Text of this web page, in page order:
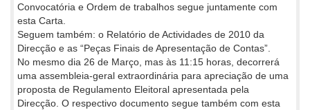
Convocatória e Ordem de trabalhos segue juntamente com
esta Carta.
Seguem também: o Relatório de Actividades de 2010 da
Direcção e as “Peças Finais de Apresentação de Contas”.
No mesmo dia 26 de Março, mas às 11:15 horas, decorrerá
uma assembleia-geral extraordinária para apreciação de uma
proposta de Regulamento Eleitoral apresentada pela
Direcção. O respectivo documento segue também com esta